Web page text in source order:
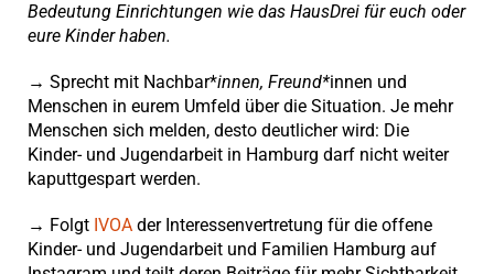
Bedeutung Einrichtungen wie das HausDrei für euch oder
eure Kinder haben.
→ Sprecht mit Nachbar*innen, Freund*innen und
Menschen in eurem Umfeld über die Situation. Je mehr
Menschen sich melden, desto deutlicher wird: Die
Kinder- und Jugendarbeit in Hamburg darf nicht weiter
kaputtgespart werden.
→ FolgtIVOAder Interessenvertretung für die offene
Kinder- und Jugendarbeit und Familien Hamburg auf